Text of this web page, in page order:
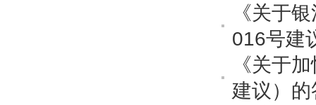
《关于
016号建
《关于
建议）的